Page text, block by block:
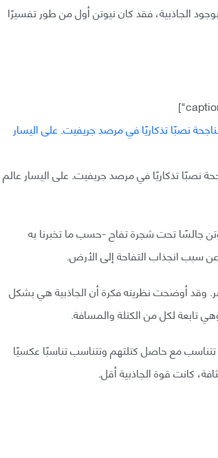
الجاذبية، فقد كان نيوتن أول من طور تفسيرًا
نصبًا تذكاريًا في مرصد جريفيت. على اليسار عالم
جالسًا تحت شجرة تفاح -حسب ما تخبرنا به
سبب انجذاب التفاحة إلى الأرض.
وقد أوضحت نظريته فكرة أن الجاذبية هي بشكل
تابعة لكل من الكتلة والمسافة.
مع حاصل كتلتهم وتتناسب تناسبًا عكسيًا
كانت قوة الجاذبية أقل.